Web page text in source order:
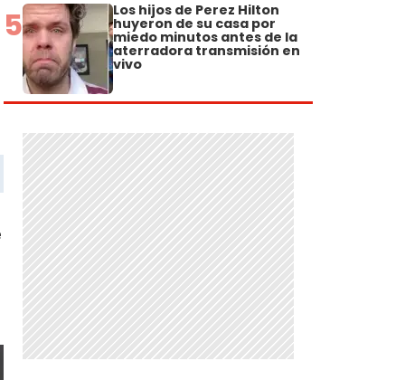
5 Los hijos de Perez Hilton
huyeron de su casa por
miedo minutos antes de la
aterradora transmisión en
vivo